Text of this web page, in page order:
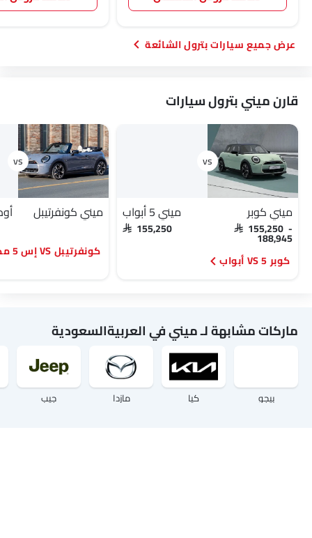
سيارات بترول الشائعة
قارن ميني بترول سيارات
ميني كوبر
SAR 155,250 -
188,945
ميني 5 أبواب
SAR 155,250
كوبر VS 5 أبواب
ميني كونفرتيبل
كونفرتيبل VS إس 5 مكشوفة
ماركات مشابهة لـ ميني في العربيةالسعودية
بيجو كيا مازدا جيب